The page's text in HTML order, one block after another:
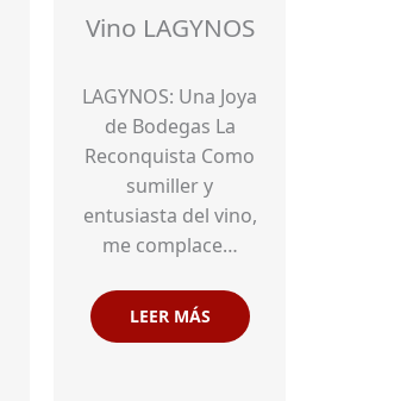
Vino LAGYNOS
LAGYNOS: Una Joya
de Bodegas La
Reconquista Como
sumiller y
entusiasta del vino,
me complace…
LEER MÁS